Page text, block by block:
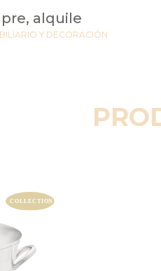
alquile
Y DECORACIÓN